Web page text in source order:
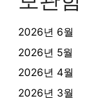
2026년 6월
2026년 5월
2026년 4월
2026년 3월